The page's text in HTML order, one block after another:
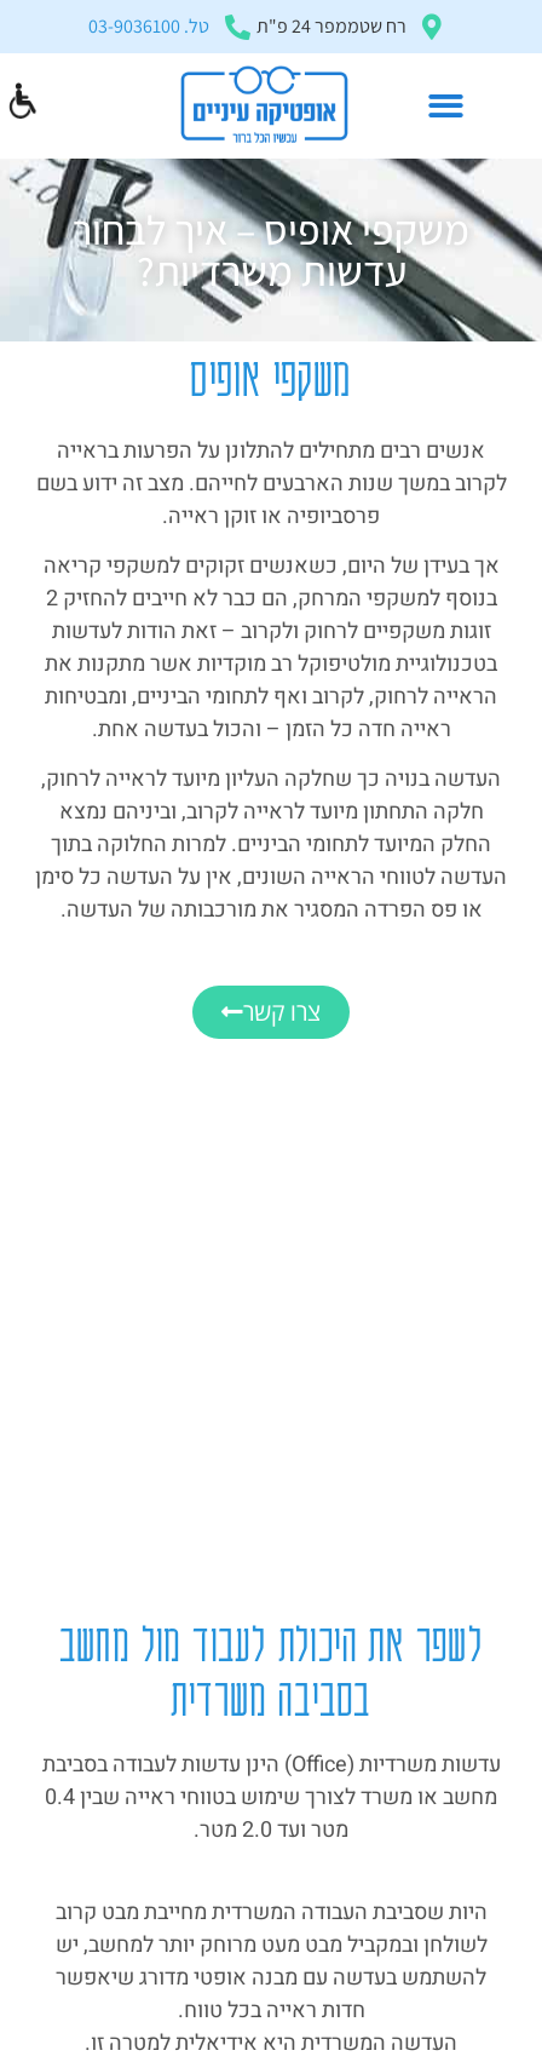
זֶה
"המרכז
הישראלי
לְהַנְגָּשָׁת
אָתָרִים".
הַמְּסַיַּעַת
לִנְגִישׁוּת
הֵנְּגִישׁוּת
רח שטממפר 24 פ"ת טל. 03-9036100
משקפי אופיס – איך לבחור
עדשות משרדיות?
משקפי אופיס
אנשים רבים מתחילים להתלונן על הפרעות בראייה
לקרוב במשך שנות הארבעים לחייהם. מצב זה ידוע בשם
פרסביופיה או זוקן ראייה.
אך בעידן של היום, כשאנשים זקוקים למשקפי קריאה
בנוסף למשקפי המרחק, הם כבר לא חייבים להחזיק 2
זוגות משקפיים לרחוק ולקרוב – זאת הודות לעדשות
בטכנולוגיית מולטיפוקל רב מוקדיות אשר מתקנות את
הראייה לרחוק, לקרוב ואף לתחומי הביניים, ומבטיחות
ראייה חדה כל הזמן – והכול בעדשה אחת.
העדשה בנויה כך שחלקה העליון מיועד לראייה לרחוק,
חלקה התחתון מיועד לראייה לקרוב, וביניהם נמצא
החלק המיועד לתחומי הביניים. למרות החלוקה בתוך
העדשה לטווחי הראייה השונים, אין על העדשה כל סימן
או פס הפרדה המסגיר את מורכבותה של העדשה.
צרו קשר
לשפר את היכולת לעבוד מול מחשב
בסביבה משרדית
עדשות משרדיות (Office) הינן עדשות לעבודה בסביבת
מחשב או משרד לצורך שימוש בטווחי ראייה שבין 0.4
מטר ועד 2.0 מטר.
היות שסביבת העבודה המשרדית מחייבת מבט קרוב
לשולחן ובמקביל מבט מעט מרוחק יותר למחשב, יש
להשתמש בעדשה עם מבנה אופטי מדורג שיאפשר
חדות ראייה בכל טווח.
העדשה המשרדית היא אידיאלית למטרה זו.